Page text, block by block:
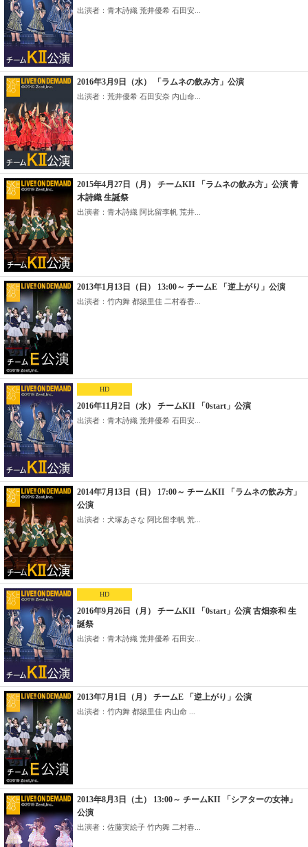
出演者：青木詩織 荒井優希 石田安...
2016年3月9日（水） 「ラムネの飲み方」公演
出演者：荒井優希 石田安奈 内山命...
2015年4月27日（月） チームKII 「ラムネの飲み方」公演 青
木詩織 生誕祭
出演者：青木詩織 阿比留李帆 荒井...
2013年1月13日（日） 13:00～ チームE 「逆上がり」公演
出演者：竹内舞 都築里佳 二村春香...
HD
2016年11月2日（水） チームKII 「0start」公演
出演者：青木詩織 荒井優希 石田安...
2014年7月13日（日） 17:00～ チームKII 「ラムネの飲み方」
公演
出演者：犬塚あさな 阿比留李帆 荒...
HD
2016年9月26日（月） チームKII 「0start」公演 古畑奈和 生
誕祭
出演者：青木詩織 荒井優希 石田安...
2013年7月1日（月） チームE 「逆上がり」公演
出演者：竹内舞 都築里佳 内山命 ...
2013年8月3日（土） 13:00～ チームKII 「シアターの女神」
公演
出演者：佐藤実絵子 竹内舞 二村春...